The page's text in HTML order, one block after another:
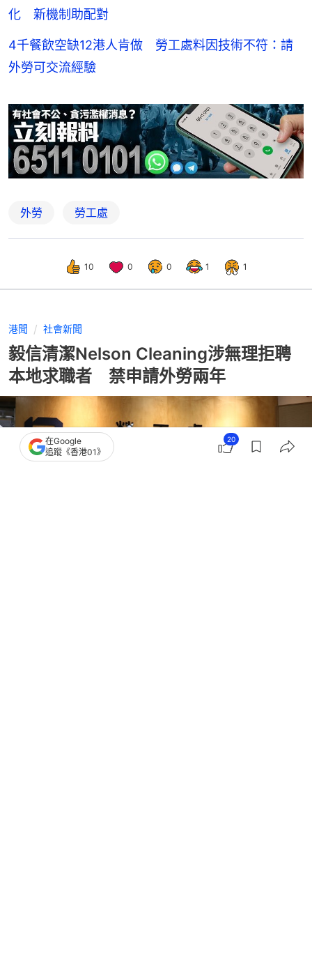
化 新機制助配對
4千餐飲空缺12港人肯做 勞工處料因技術不符：請
外勞可交流經驗
外勞 勞工處
10 0 0 1 1
港聞 社會新聞
毅信清潔Nelson Cleaning涉無理拒聘
本地求職者 禁申請外勞兩年
在Google
追蹤《香港01》
20